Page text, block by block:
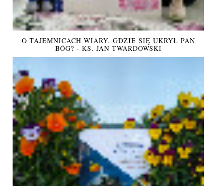
O TAJEMNICACH WIARY. GDZIE SIĘ UKRYŁ PAN
BÓG? - KS. JAN TWARDOWSKI